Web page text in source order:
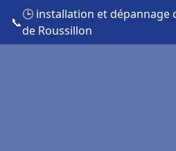
📞
🕒 installation et dépannage
de Roussillon